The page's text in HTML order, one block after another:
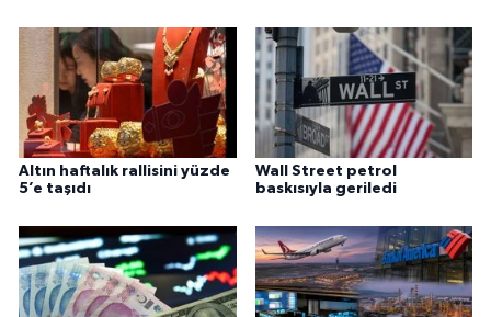
Altın haftalık rallisini yüzde
5’e taşıdı
Wall Street petrol
baskısıyla geriledi